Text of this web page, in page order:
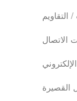
التقاويم
الاتصال
القصيرة